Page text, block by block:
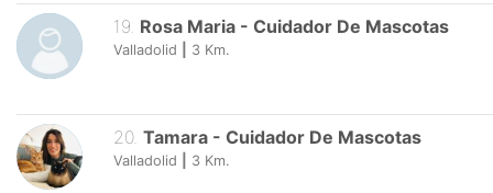
19. Rosa Maria - Cuidador De Mascotas
Valladolid 3 Km.
20. Tamara - Cuidador De Mascotas
Valladolid 3 Km.